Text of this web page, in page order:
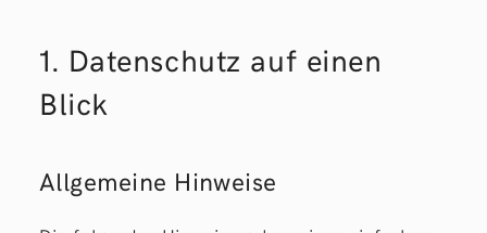
1. Datenschutz auf einen
Blick
Allgemeine Hinweise